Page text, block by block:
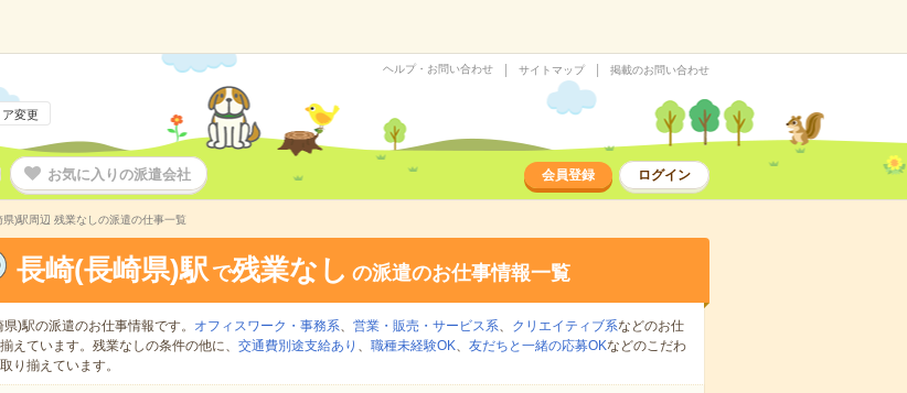
ア変更
ヘルプ・お問い合わせ サイトマップ 掲載のお問い合わせ
お気に入りの派遣会社 会員登録 ログイン
県)駅周辺 残業なしの派遣の仕事一覧
長崎(長崎県)駅 で残業なし の派遣のお仕事情報一覧
)駅の派遣のお仕事情報です。 オフィスワーク・事務系、 営業・販売・サービス系、 クリエイティブ系などのお仕
えています。残業なしの条件の他に、 交通費別途支給あり 、 職種未経験OK、 友だちと一緒の応募OKなどのこだわ
り揃えています。